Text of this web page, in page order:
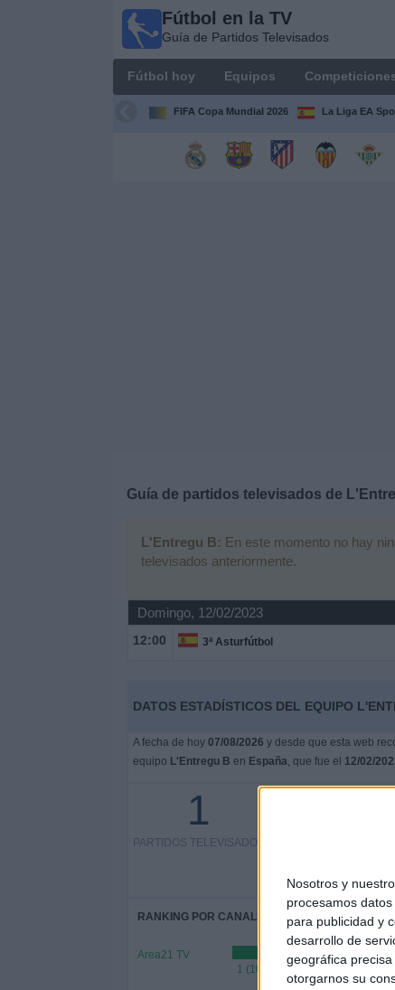
Nosotros y
procesamos
para publicidad y
desarrollo de
geográfica
otorgarnos su
Fútbol en la TV
Guía de Partidos Televisados
Fútbol hoy Equipos
FIFA Copa Mundial 2026 La Liga EA
Guía de partidos televisados de
L'Entregu B: En este momento no hay
televisados anteriormente.
Domingo, 12/02/2023
12:00 3ª Asturfútbol
DATOS ESTADÍSTICOS DEL EQUIPO
A fecha de hoy 07/08/2026 y desde que esta web
equipo L'Entregu B en España, que fue el 12/02/
1
PARTIDOS TELEVISADOS
0%
RANKING POR CANALES
Area21 TV
1 (100%)